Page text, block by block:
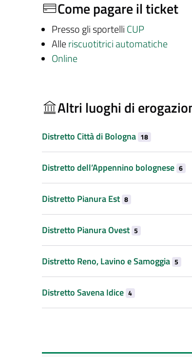
Come pagare il ticket
Presso gli sportelli CUP
Alleriscuotitrici automatiche
Online
Altri luoghi di
Distretto Città di Bologna 18
Distretto dell’Appennino bolognese 6
Distretto Pianura Est 8
Distretto Pianura Ovest 5
Distretto Reno, Lavino e Samoggia 5
Distretto Savena Idice 4